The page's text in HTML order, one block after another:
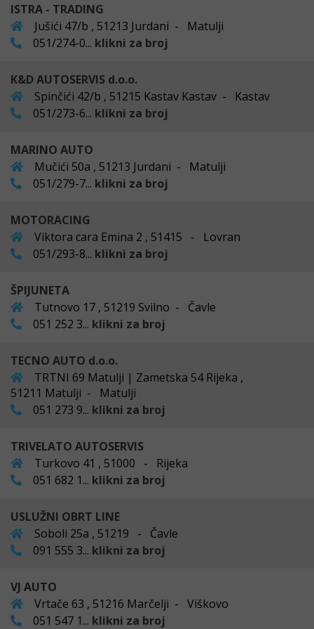
ISTRA - TRADING
Jušići 47/b , 51213 Jurdani - Matulji
051/274-0... klikni za broj
K&D AUTOSERVIS d.o.o.
Spinčići 42/b , 51215 Kastav Kastav - Kastav
051/273-6... klikni za broj
MARINO AUTO
Mučići 50a , 51213 Jurdani - Matulji
051/279-7... klikni za broj
MOTORACING
Viktora cara Emina 2 , 51415 - Lovran
051/293-8... klikni za broj
ŠPIJUNETA
Tutnovo 17 , 51219 Svilno - Čavle
051 252 3... klikni za broj
TECNO AUTO d.o.o.
TRTNI 69 Matulji | Zametska 54 Rijeka ,
51211 Matulji - Matulji
051 273 9... klikni za broj
TRIVELATO AUTOSERVIS
Turkovo 41 , 51000 - Rijeka
051 682 1... klikni za broj
USLUŽNI OBRT LINE
Soboli 25a , 51219 - Čavle
091 555 3... klikni za broj
VJ AUTO
Vrtače 63 , 51216 Marčelji - Viškovo
051 547 1... klikni za broj